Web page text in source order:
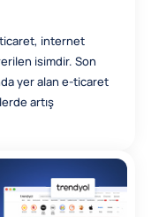
ticaret, internet
isimdir. Son
yer alan e-ticaret
artış